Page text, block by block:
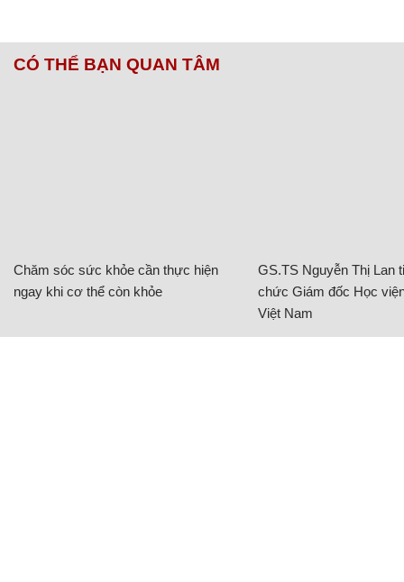
CÓ THỂ BẠN QUAN TÂM
Chăm sóc sức khỏe cần thực hiện
ngay khi cơ thể còn khỏe
GS.TS Nguyễn Thị Lan
chức Giám đốc Học
Việt Nam